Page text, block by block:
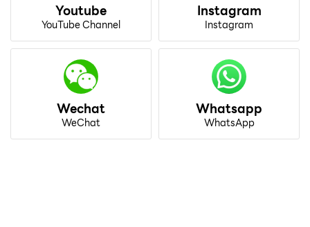
Youtube
YouTube Channel
Instagram
Instagram
Wechat
WeChat
Whatsapp
WhatsApp